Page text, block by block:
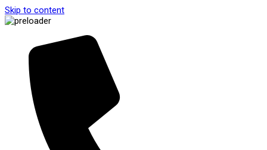
Skip to content